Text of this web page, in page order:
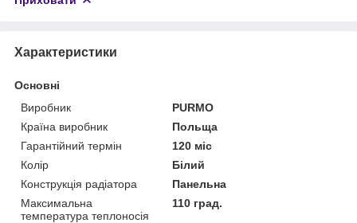
Характеристики
Основні
Виробник
PURMO
Країна виробник
Польща
Гарантійний термін
120 міс
Колір
Білий
Конструкція радіатора
Панельна
Максимальна
температура теплоносія
110 град.